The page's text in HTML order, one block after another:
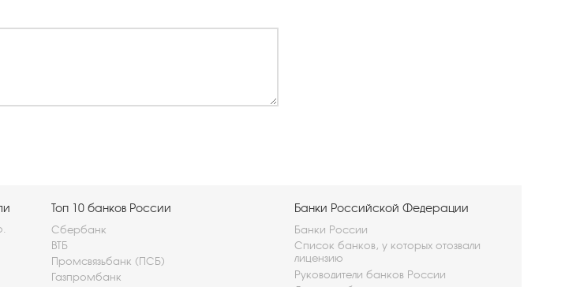
Топ 10 банков России
Сбербанк
ВТБ
Промсвязьбанк (ПСБ)
Газпромбанк
Банки Российской Федерации
Банки России
Список банков, у которых отозвали
лицензию
Руководители банков России